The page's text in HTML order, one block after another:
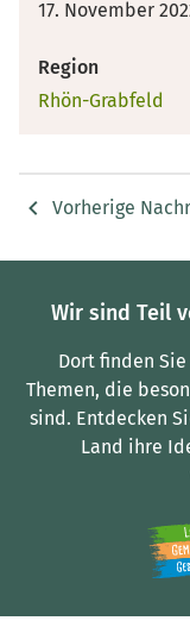
17. November
Region
Rhön-Grabfeld
Vorherige
Wir sind Teil
Dort finden
Themen, die
sind. Entdecken
Land ihre